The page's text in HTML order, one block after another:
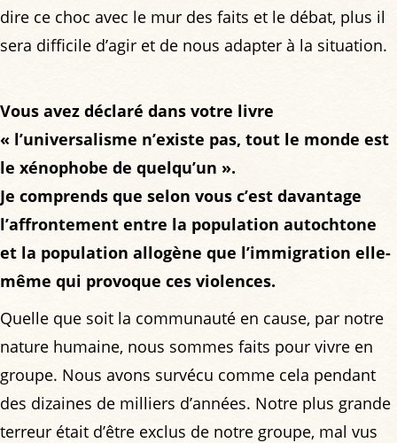
dire ce choc avec le mur des faits et le débat, plus il
sera difficile d’agir et de nous adapter à la situation.
Vous avez déclaré dans votre livre
« l’universalisme n’existe pas, tout le monde est
le xénophobe de quelqu’un ».
Je comprends que selon vous c’est davantage
l’affrontement entre la population autochtone
et la population allogène que l’immigration elle-
même qui provoque ces violences.
Quelle que soit la communauté en cause, par notre
nature humaine, nous sommes faits pour vivre en
groupe. Nous avons survécu comme cela pendant
des dizaines de milliers d’années. Notre plus grande
terreur était d’être exclus de notre groupe, mal vus